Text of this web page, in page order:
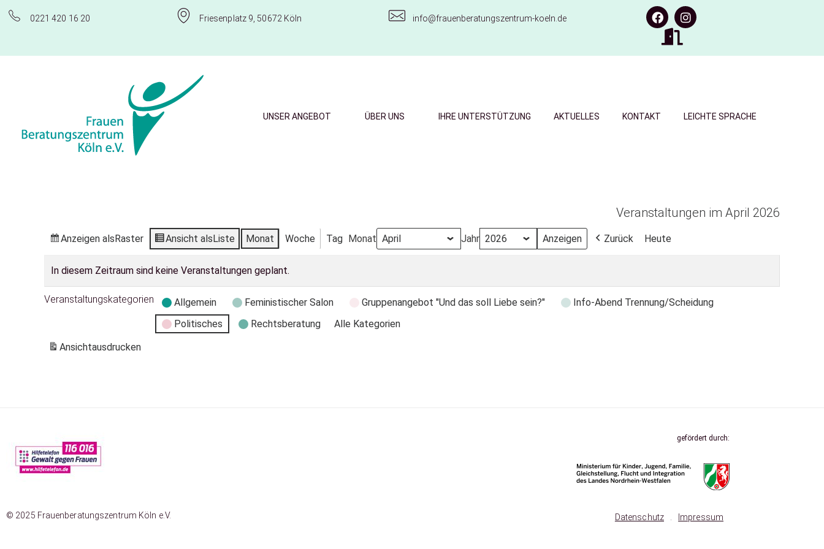
0221 420 16 20 Friesenplatz 9, 50672 Köln info@frauenberatungszentrum-koeln.de
UNSER ANGEBOT ÜBER UNS IHRE UNTERSTÜTZUNG AKTUELLES KONTAKT LEICHTE SPRACHE
Veranstaltungen im April 2026
Anzeigen alsRaster Ansicht alsListe Monat Woche Tag Monat Jahr Zurück Heute
In diesem Zeitraum sind keine Veranstaltungen geplant.
Veranstaltungskategorien Allgemein Feministischer Salon Gruppenangebot "Und das soll Liebe sein?"
Info-Abend Trennung/Scheidung
Politisches
Rechtsberatung
Alle Kategorien
Ansichtausdrucken
gefördert durch:
© 2025 Frauenberatungszentrum Köln e.V. Datenschutz Impressum